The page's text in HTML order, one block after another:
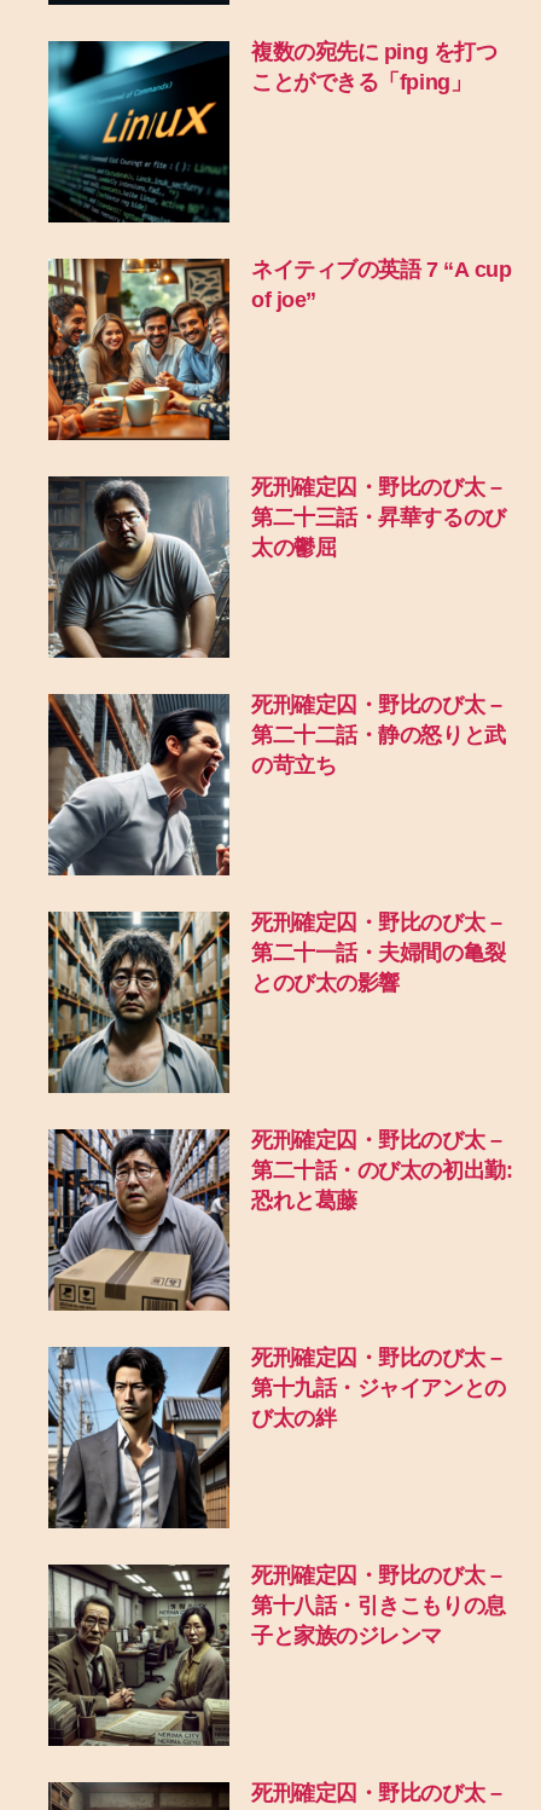
複数の宛先に ping を打つ
ことができる「fping」
ネイティブの英語 7 “A cup
of joe”
死刑確定囚・野比のび太 –
第二十三話・昇華するのび
太の鬱屈
死刑確定囚・野比のび太 –
第二十二話・静の怒りと武
の苛立ち
死刑確定囚・野比のび太 –
第二十一話・夫婦間の亀裂
とのび太の影響
死刑確定囚・野比のび太 –
第二十話・のび太の初出勤:
恐れと葛藤
死刑確定囚・野比のび太 –
第十九話・ジャイアンとの
び太の絆
死刑確定囚・野比のび太 –
第十八話・引きこもりの息
子と家族のジレンマ
死刑確定囚・野比のび太 –